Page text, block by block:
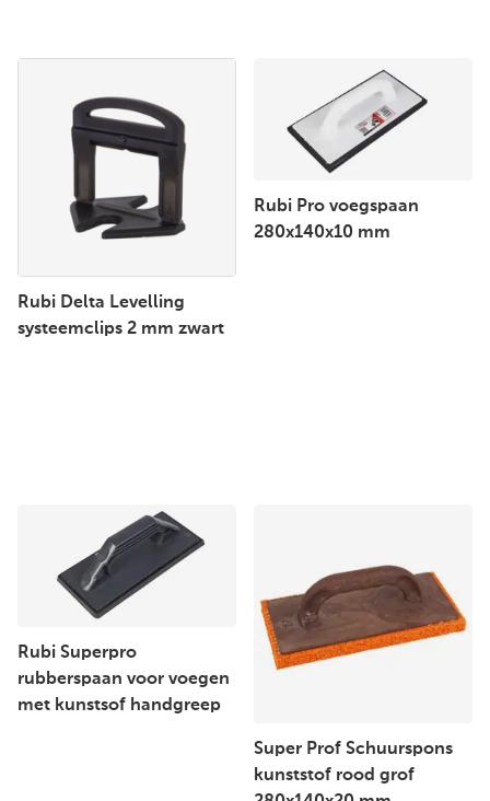
Rubi Delta Levelling
systeemclips 2 mm zwart
Rubi Pro voegspaan
280x140x10 mm
Rubi Superpro
rubberspaan voor voegen
met kunstsof handgreep
Super Prof Schuurspons
kunststof rood grof